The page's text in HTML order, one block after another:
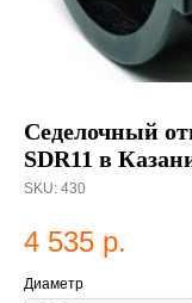
Седелочный
SDR11 в
SKU: 430
4 535 р.
Диаметр